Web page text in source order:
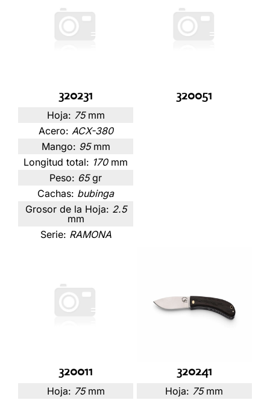
320231
Hoja: 75 mm
Acero: ACX-380
Mango: 95 mm
Longitud total: 170 mm
Peso: 65 gr
Cachas: bubinga
Grosor de la Hoja: 2.5
mm
Serie: RAMONA
320051
320011
Hoja: 75 mm
320241
Hoja: 75 mm